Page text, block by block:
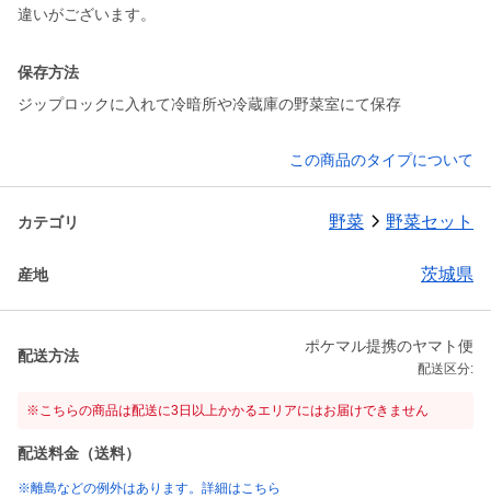
違いがございます。
保存方法
ジップロックに入れて冷暗所や冷蔵庫の野菜室にて保存
この商品のタイプについて
カテゴリ 野菜 野菜セット
産地 茨城県
配送方法
ポケマル提携のヤマト便
配送区分:
※こちらの商品は配送に3日以上かかるエリアにはお届けできません
配送料金（送料）
※離島などの例外はあります。詳細はこちら